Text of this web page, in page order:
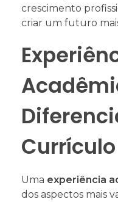
crescimento
criar um futuro
Currículo
Uma experiência
dos aspectos mais